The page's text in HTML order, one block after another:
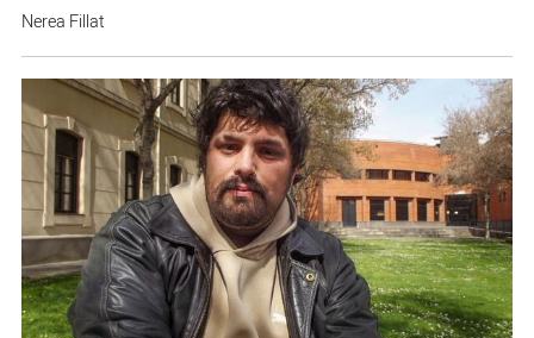
Nerea Fillat